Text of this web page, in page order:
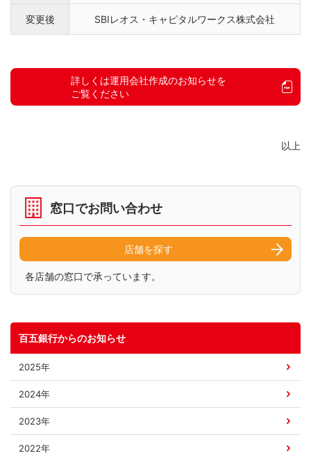
変更後 SBIレオス・キャピタルワークス株式会社
詳しくは運用会社作成のお知らせを
ご覧ください
以上
窓口でお問い合わせ
店舗を探す
各店舗の窓口で承っています。
百五銀行からのお知らせ
2025年
2024年
2023年
2022年